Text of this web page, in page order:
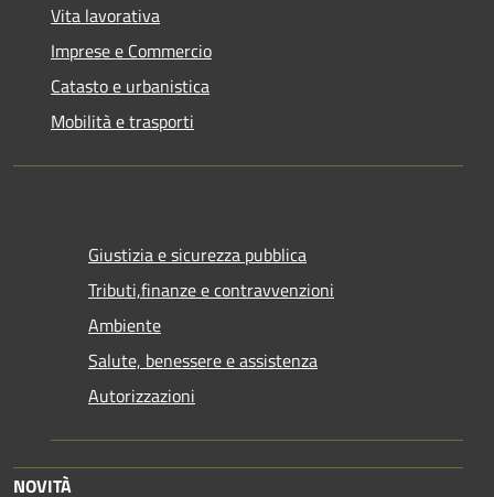
Vita lavorativa
Imprese e Commercio
Catasto e urbanistica
Mobilità e trasporti
Giustizia e sicurezza pubblica
Tributi,finanze e contravvenzioni
Ambiente
Salute, benessere e assistenza
Autorizzazioni
NOVITÀ